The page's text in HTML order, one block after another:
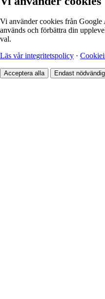
Vi använder cookies från
används och förbättra din
val.
Läs vår integritetspolicy ·
Acceptera alla Endast